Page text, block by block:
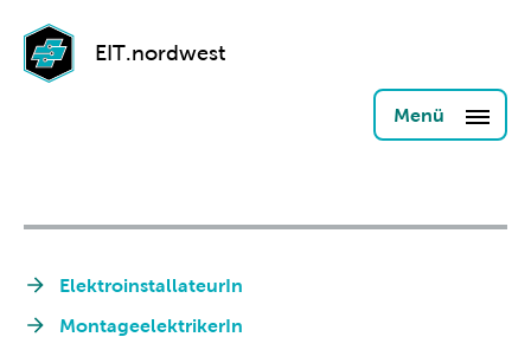
EIT.nordwest
Menü
ElektroinstallateurIn
MontageelektrikerIn